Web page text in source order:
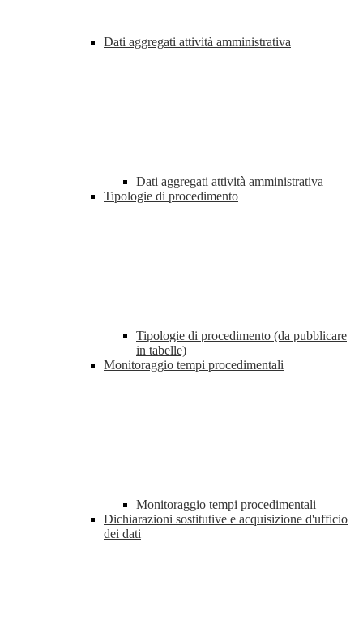
Dati aggregati attività amministrativa
Dati aggregati attività amministrativa
Tipologie di procedimento
Tipologie di procedimento (da pubblicare
in tabelle)
Monitoraggio tempi procedimentali
Monitoraggio tempi procedimentali
Dichiarazioni sostitutive e acquisizione d'ufficio
dei dati